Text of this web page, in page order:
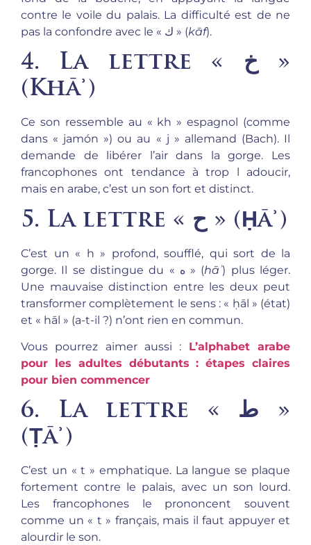
contre le voile du palais. La difficulté est de ne
pas la confondre avec le « ك » (kāf).
4. La lettre « خ »
(Khāʾ )
Ce son ressemble au « kh » espagnol (comme
dans « jamón ») ou au « j » allemand (Bach). Il
demande de libérer l’air dans la gorge. Les
francophones ont tendance à trop l adoucir,
mais en arabe, c’est un son fort et distinct.
5. La lettre « ح » (Ḥāʾ )
C’est un « h » profond, soufflé, qui sort de la
gorge. Il se distingue du « ه » (hāʾ) plus léger.
Une mauvaise distinction entre les deux peut
transformer complètement le sens : « ḥāl » (état)
et « hāl » (a-t-il ?) n’ont rien en commun.
Vous pourrez aimer aussi : L’alphabet arabe
pour les adultes débutants : étapes claires
pour bien commencer
6. La lettre « ط »
(Ṭāʾ )
C’est un « t » emphatique. La langue se plaque
fortement contre le palais, avec un son lourd.
Les francophones le prononcent souvent
comme un « t » français, mais il faut appuyer et
alourdir le son.